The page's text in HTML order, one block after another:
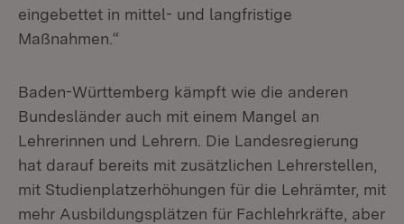
eingebettet in mittel- und langfristige
Maßnahmen.“
Baden-Württemberg kämpft wie die anderen
Bundesländer auch mit einem Mangel an
Lehrerinnen und Lehrern. Die Landesregierung
hat darauf bereits mit zusätzlichen Lehrerstellen,
mit Studienplatzerhöhungen für die Lehrämter, mit
mehr Ausbildungsplätzen für Fachlehrkräfte, aber